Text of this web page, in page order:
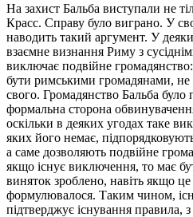
На захист Бальба виступали не
Красс. Справу було виграно. У
наводить такий аргумент. У
взаємне визнання Риму з
виключає подвійне
бути римськими громадянами,
свого. Громадянство Бальба було
формальна сторона
оскільки в деяких угодах таке
яких його немає,
а саме дозволяють подвійне
якщо існує виключення, то має
виняток зроблено, навіть якщо
формулювалося. Таким чином,
підтверджує існування правила,